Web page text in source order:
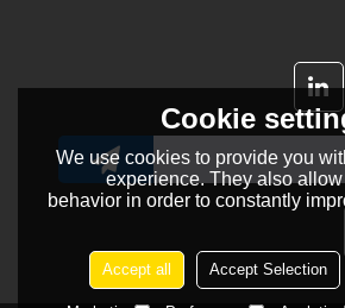
Cookie
We use cookies to provide you
experience. They also
behavior in order to constantly
Accept Selection
Accept all